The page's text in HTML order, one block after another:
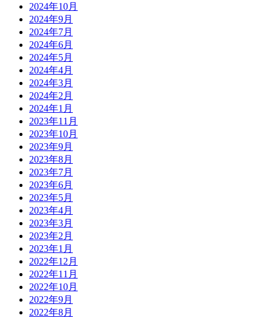
2024年10月
2024年9月
2024年7月
2024年6月
2024年5月
2024年4月
2024年3月
2024年2月
2024年1月
2023年11月
2023年10月
2023年9月
2023年8月
2023年7月
2023年6月
2023年5月
2023年4月
2023年3月
2023年2月
2023年1月
2022年12月
2022年11月
2022年10月
2022年9月
2022年8月